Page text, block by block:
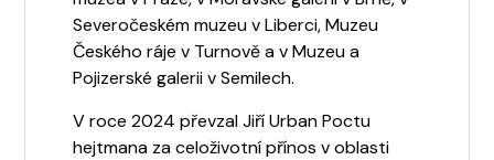
Severočeském muzeu v Liberci, Muzeu
Českého ráje v Turnově a v Muzeu a
Pojizerské galerii v Semilech.
V roce 2024 převzal Jiří Urban Poctu
hejtmana za celoživotní přínos v oblasti